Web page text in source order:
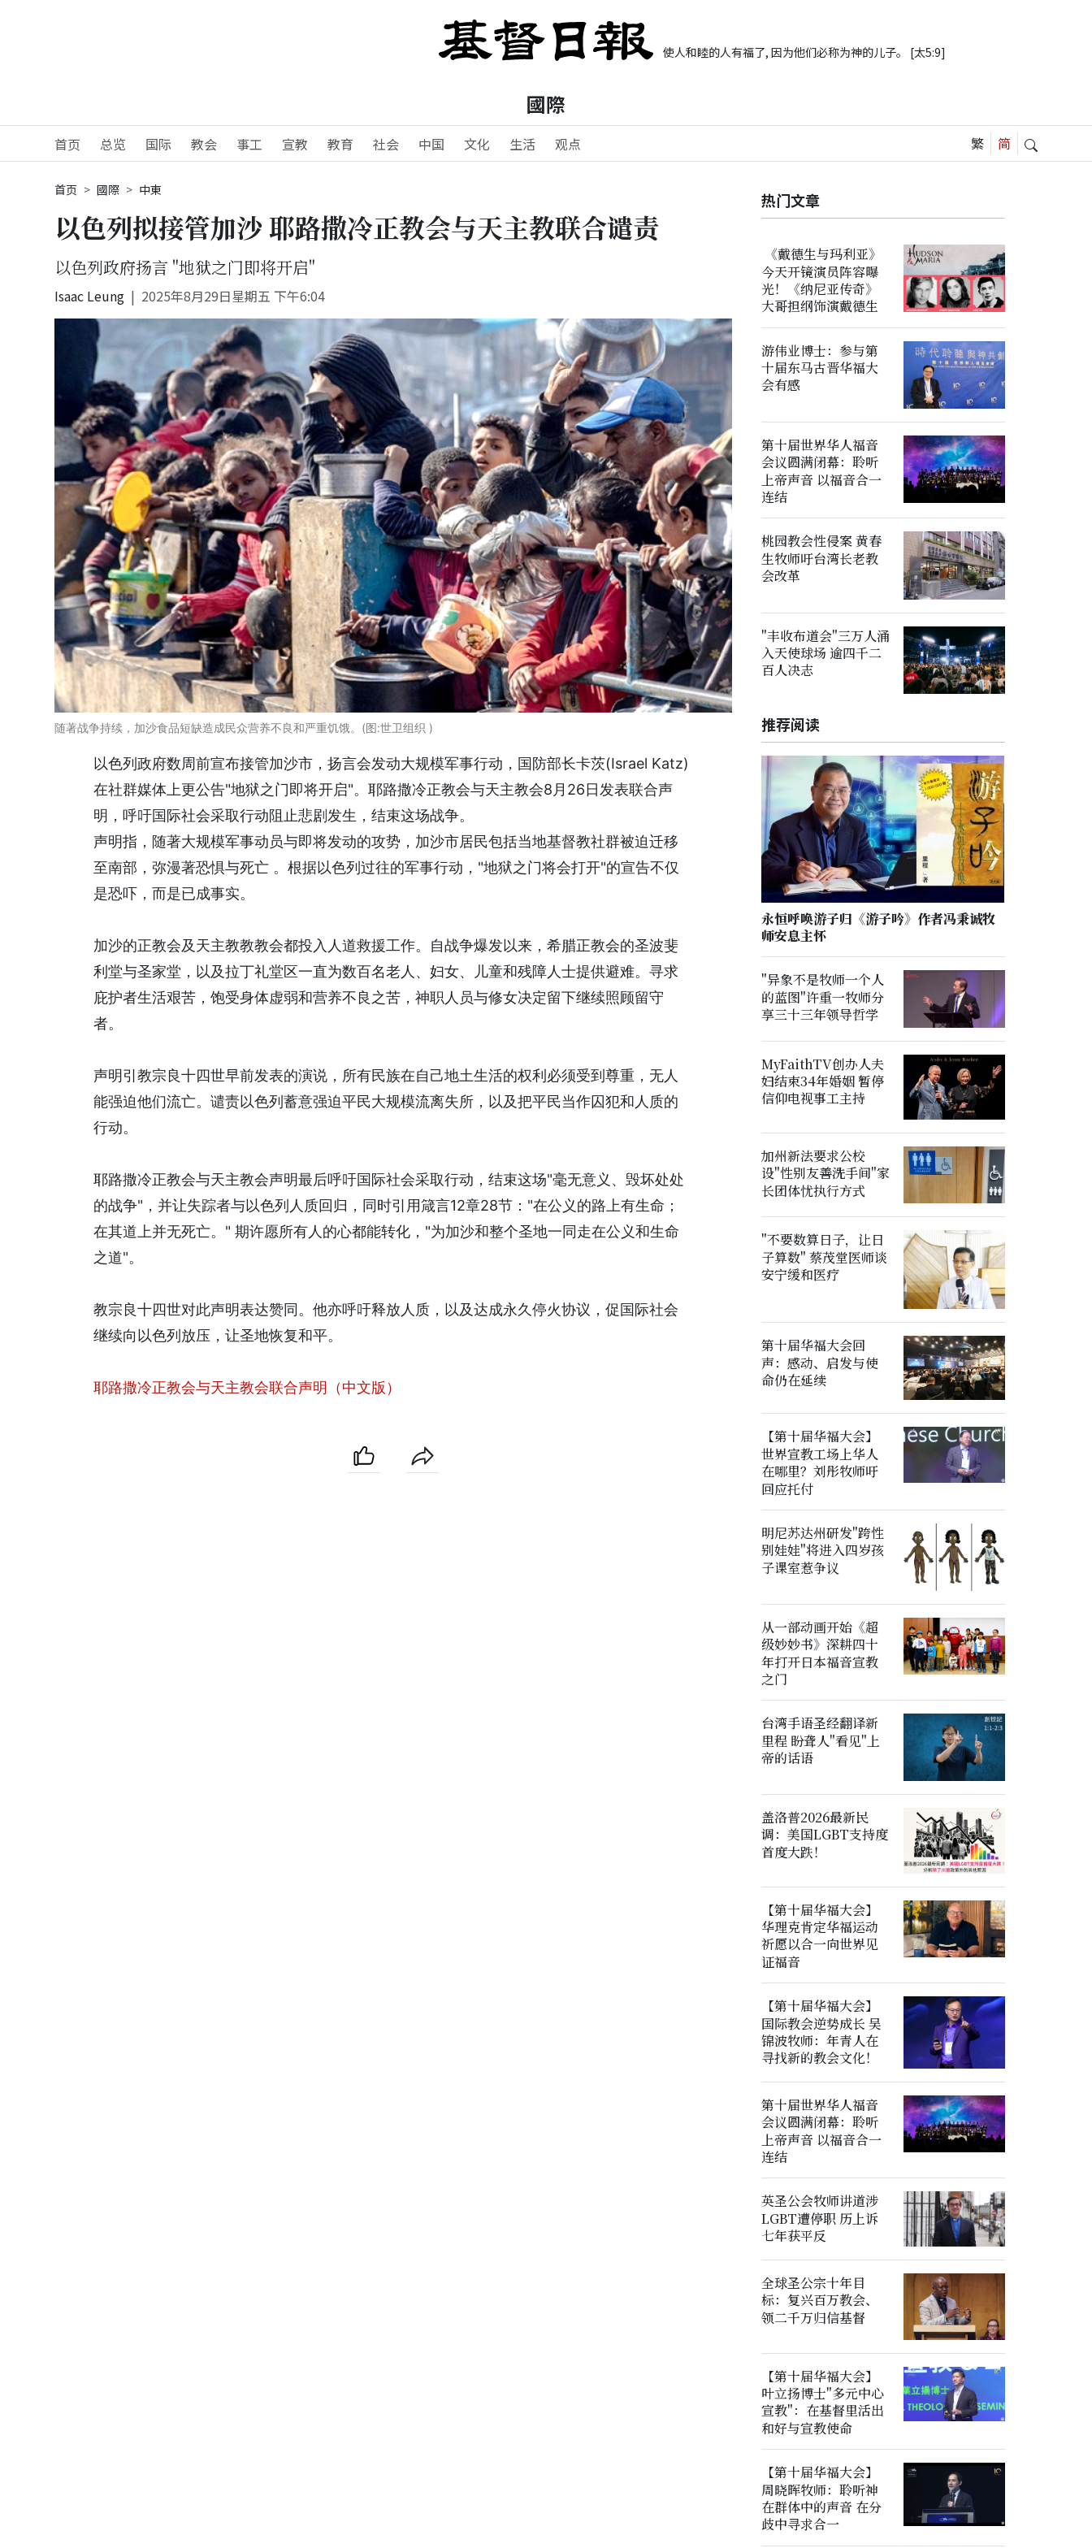
使人和睦的人有福了, 因为他们必称为神的儿子。 [太5:9]
國際
首页 总览 国际 教会 事工 宣教 教育 社会 中国 文化 生活 观点
首页 國際 中東
以色列拟接管加沙 耶路撒冷正教会与天主教联合谴责
以色列政府扬言 "地狱之门即将开启"
Isaac Leung 2025年8月29日星期五 下午6:04
随著战争持续，加沙食品短缺造成民众营养不良和严重饥饿。(图:世卫组织 )
以色列政府数周前宣布接管加沙市，扬言会发动大规模军事行动，国防部长卡茨(Israel Katz)
在社群媒体上更公告"地狱之门即将开启"。耶路撒冷正教会与天主教会8月26日发表联合声
明，呼吁国际社会采取行动阻止悲剧发生，结束这场战争。
声明指，随著大规模军事动员与即将发动的攻势，加沙市居民包括当地基督教社群被迫迁移
至南部，弥漫著恐惧与死亡 。根据以色列过往的军事行动，"地狱之门将会打开"的宣告不仅
是恐吓，而是已成事实。
加沙的正教会及天主教教教会都投入人道救援工作。自战争爆发以来，希腊正教会的圣波斐
利堂与圣家堂，以及拉丁礼堂区一直为数百名老人、妇女、儿童和残障人士提供避难。寻求
庇护者生活艰苦，饱受身体虚弱和营养不良之苦，神职人员与修女决定留下继续照顾留守
者。
声明引教宗良十四世早前发表的演说，所有民族在自己地土生活的权利必须受到尊重，无人
能强迫他们流亡。谴责以色列蓄意强迫平民大规模流离失所，以及把平民当作囚犯和人质的
行动。
耶路撒冷正教会与天主教会声明最后呼吁国际社会采取行动，结束这场"毫无意义、毁坏处处
的战争"，并让失踪者与以色列人质回归，同时引用箴言12章28节："在公义的路上有生命；
在其道上并无死亡。" 期许愿所有人的心都能转化，"为加沙和整个圣地一同走在公义和生命
之道"。
教宗良十四世对此声明表达赞同。他亦呼吁释放人质，以及达成永久停火协议，促国际社会
继续向以色列放压，让圣地恢复和平。
耶路撒冷正教会与天主教会联合声明（中文版）
热门文章
《戴德生与玛利亚》
今天开镜演员阵容曝
光！《纳尼亚传奇》
大哥担纲饰演戴德生
游伟业博士：参与第
十届东马古晋华福大
会有感
第十届世界华人福音
会议圆满闭幕：聆听
上帝声音 以福音合一
连结
桃园教会性侵案 黄春
生牧师吁台湾长老教
会改革
"丰收布道会"三万人涌
入天使球场 逾四千二
百人决志
推荐阅读
永恒呼唤游子归《游子吟》作者冯秉诚牧
师安息主怀
"异象不是牧师一个人
的蓝图"许重一牧师分
享三十三年领导哲学
MyFaithTV创办人夫
妇结束34年婚姻 暂停
信仰电视事工主持
加州新法要求公校
设"性别友善洗手间"家
长团体忧执行方式
"不要数算日子，让日
子算数" 蔡茂堂医师谈
安宁缓和医疗
第十届华福大会回
声：感动、启发与使
命仍在延续
【第十届华福大会】
世界宣教工场上华人
在哪里？刘彤牧师吁
回应托付
明尼苏达州研发"跨性
别娃娃"将进入四岁孩
子课室惹争议
从一部动画开始《超
级妙妙书》深耕四十
年打开日本福音宣教
之门
台湾手语圣经翻译新
里程 盼聋人"看见"上
帝的话语
盖洛普2026最新民
调：美国LGBT支持度
首度大跌！
【第十届华福大会】
华理克肯定华福运动
祈愿以合一向世界见
证福音
【第十届华福大会】
国际教会逆势成长 吴
锦波牧师：年青人在
寻找新的教会文化！
第十届世界华人福音
会议圆满闭幕：聆听
上帝声音 以福音合一
连结
英圣公会牧师讲道涉
LGBT遭停职 历上诉
七年获平反
全球圣公宗十年目
标：复兴百万教会、
领二千万归信基督
【第十届华福大会】
叶立扬博士"多元中心
宣教"：在基督里活出
和好与宣教使命
【第十届华福大会】
周晓晖牧师：聆听神
在群体中的声音 在分
歧中寻求合一